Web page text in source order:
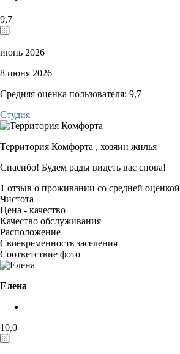
9,7
июнь 2026
8 июня 2026
Средняя оценка пользователя: 9,7
Студия
Территория Комфорта , хозяин жилья
Спасибо! Будем рады видеть вас снова!
1 отзыв о проживании со средней оценкой
Чистота
Цена - качество
Качество обслуживания
Расположение
Своевременность заселения
Соответствие фото
Елена
10,0